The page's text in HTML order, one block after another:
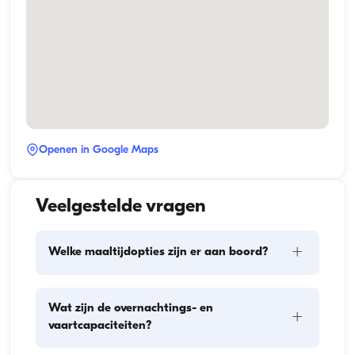
Openen in Google Maps
Veelgestelde vragen
Welke maaltijdopties zijn er aan boord? +
hoofdonderdelen: het inslaan van proviand en de
bereiding van de maaltijden. Gasten kunnen zelf de
Wat zijn de overnachtings- en
vaartcapaciteiten?
+